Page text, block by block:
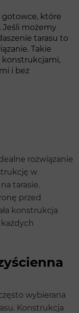
gotowce, które
Jeśli możemy
tarasu to
Takie
konstrukcjami,
i bez
rozwiązanie
w
tarasie.
przed
konstrukcja
wybierana
Konstrukcja